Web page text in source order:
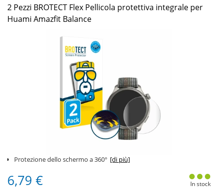
2 Pezzi BROTECT Flex Pellicola protettiva integrale per
Huami Amazfit Balance
Protezione dello schermo a 360° [di più]
6,79 € In stock